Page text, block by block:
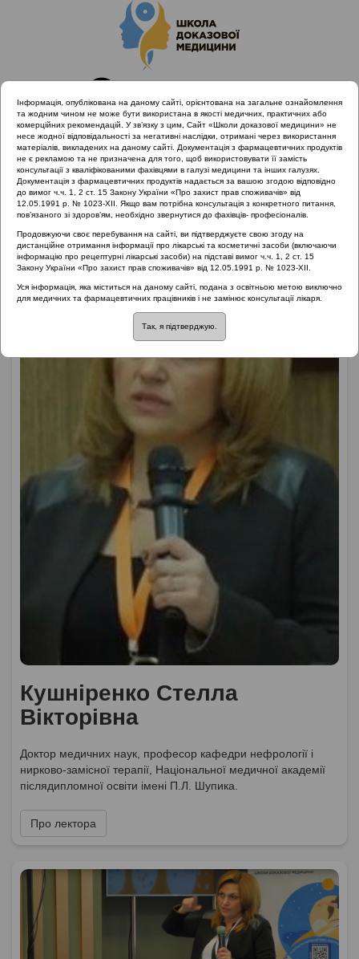
Головна Лектори Кушніренко Стелла Вікторівна
Кушніренко Стелла
Вікторівна
Доктор медичних наук, професор кафедри нефрології і
нирково-замісної терапії, Національної медичної академії
післядипломної освіти імені П.Л. Шупика.
Про лектора
Інформація, опублікована на даному сайті, орієнтована на загальне ознайомлення
та жодним чином не може бути використана в якості медичних, практичних або
комерційних рекомендацій. У зв’язку з цим, Сайт «Школи доказової медицини» не
несе жодної відповідальності за негативні наслідки, отримані через використання
матеріалів, викладених на даному сайті. Документація з фармацевтичних продуктів
не є рекламою та не призначена для того, щоб використовувати її замість
консультації з кваліфікованими фахівцями в галузі медицини та інших галузях.
Документація з фармацевтичних продуктів надається за вашою згодою відповідно
до вимог ч.ч. 1, 2 ст. 15 Закону України «Про захист прав споживачів» від
12.05.1991 р. № 1023-XII. Якщо вам потрібна консультація з конкретного питання,
пов’язаного зі здоров’ям, необхідно звернутися до фахівців- професіоналів.
Продовжуючи своє перебування на сайті, ви підтверджуєте свою згоду на
дистанційне отримання інформації про лікарські та косметичні засоби (включаючи
інформацію про рецептурні лікарські засоби) на підставі вимог ч.ч. 1, 2 ст. 15
Закону України «Про захист прав споживачів» від 12.05.1991 р. № 1023-XII.
Уся інформація, яка міститься на даному сайті, подана з освітньою метою виключно
для медичних та фармацевтичних працівників і не замінює консультації лікаря.
Так, я підтверджую.